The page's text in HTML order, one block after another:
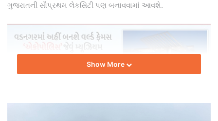
ગુજરાતની સૌપ્રથમ લેકસિટી પણ બનાવવામાં આવશે.
Show More